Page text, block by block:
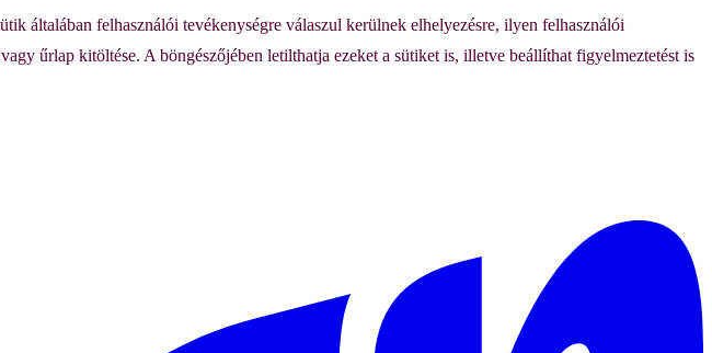
általában felhasználói tevékenységre válaszul kerülnek elhelyezésre, ilyen felhasználói
űrlap kitöltése. A böngészőjében letilthatja ezeket a sütiket is, illetve beállíthat figyelmeztetést is